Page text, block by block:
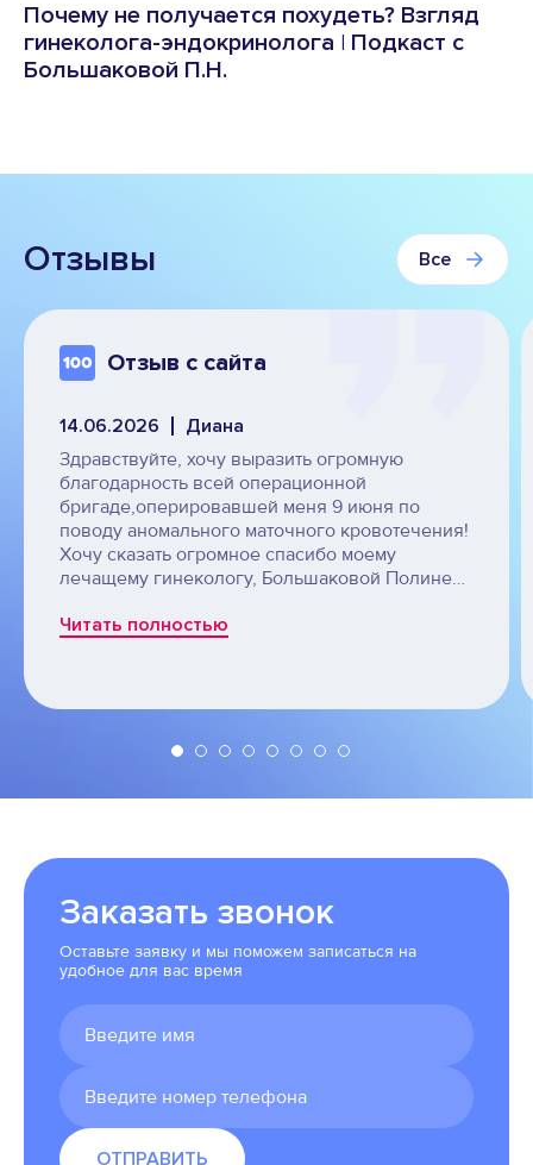
Почему не получается похудеть? Взгляд
гинеколога-эндокринолога | Подкаст с
Большаковой П.Н.
Отзывы Все
Отзыв с сайта
14.06.2026
Диана
Здравствуйте, хочу выразить огромную
благодарность всей операционной
бригаде,оперировавшей меня 9 июня по
поводу аномального маточного кровотечения!
Хочу сказать огромное спасибо моему
лечащему гинекологу, Большаковой Полине
Леонидовичу, за грамотный подход к пациенту
кровотечение было почти год, истощена была
по- другому, начинается другое качество
Читать полностью
Заказать звонок
Оставьте заявку и мы поможем записаться на
удобное для вас время